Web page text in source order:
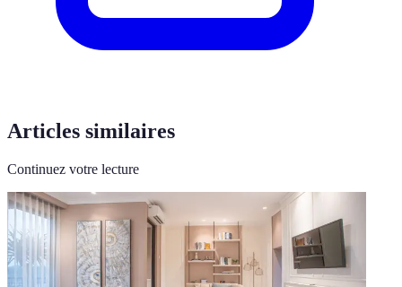
Articles similaires
Continuez votre lecture